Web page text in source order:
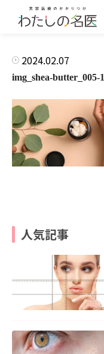
2024.02.07
img_shea-butter_005-1
人気記事